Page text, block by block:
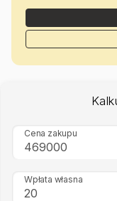
Cena zakupu
Wpłata własna